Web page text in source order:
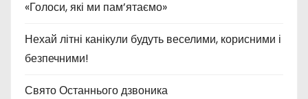
«Голоси, які ми пам’ятаємо»
Нехай літні канікули будуть веселими, корисними і
безпечними!
Свято Останнього дзвоника